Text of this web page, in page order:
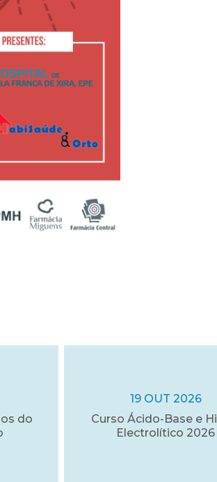
do
19 OUT 2026
Curso Ácido-Base e
Electrolítico 2026